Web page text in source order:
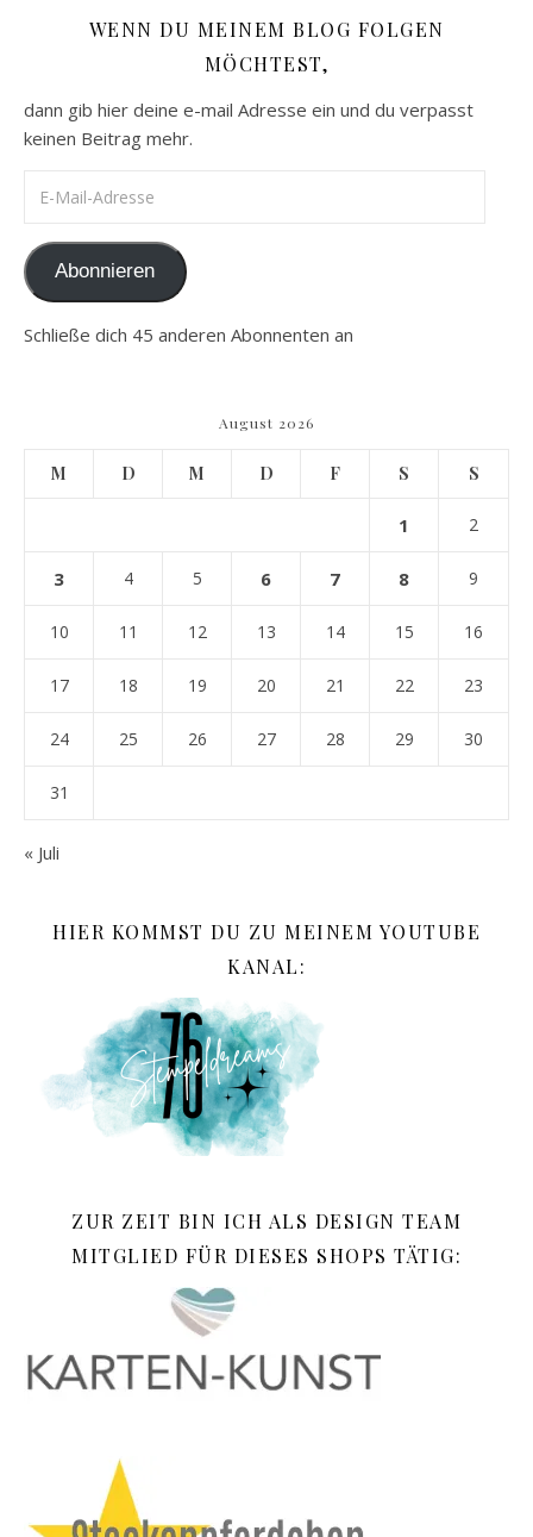
WENN DU MEINEM BLOG FOLGEN
MÖCHTEST,
dann gib hier deine e-mail Adresse ein und du verpasst
keinen Beitrag mehr.
Abonnieren
Schließe dich 45 anderen Abonnenten an
August 2026
M D M D F S S
1 2
3 4 5 6 7 8 9
10 11 12 13 14 15 16
17 18 19 20 21 22 23
24 25 26 27 28 29 30
31
« Juli
HIER KOMMST DU ZU MEINEM YOUTUBE
KANAL:
ZUR ZEIT BIN ICH ALS DESIGN TEAM
MITGLIED FÜR DIESES SHOPS TÄTIG: